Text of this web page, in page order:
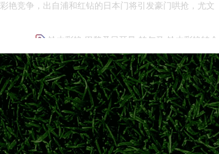
艳竞争，出自浦和红钻的日本门将引发豪门哄抢，尤文
铃木彩艳 巴黎圣日耳曼 帕尔马 铃木彩艳转会
下半程
水手、鹿岛鹿角、川崎前锋抓紧时间补强，应对联赛与
日职联 J联赛夏窗 横滨水手 鹿岛鹿角